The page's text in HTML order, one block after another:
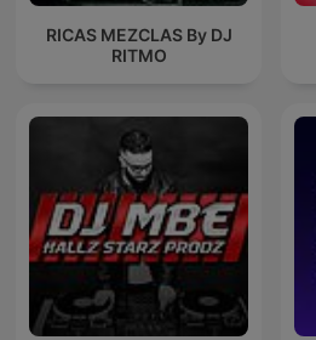
RICAS MEZCLAS By DJ
RITMO